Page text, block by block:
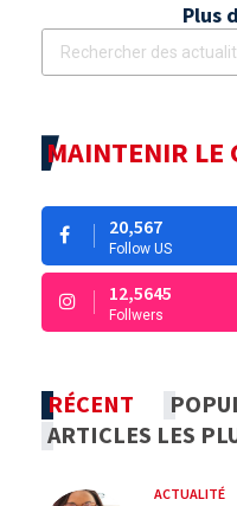
Plus
MAINTENIR LE
20,567
Follow US
12,5645
Follwers
RÉCENT
ARTICLES LES
ACTUALITÉ